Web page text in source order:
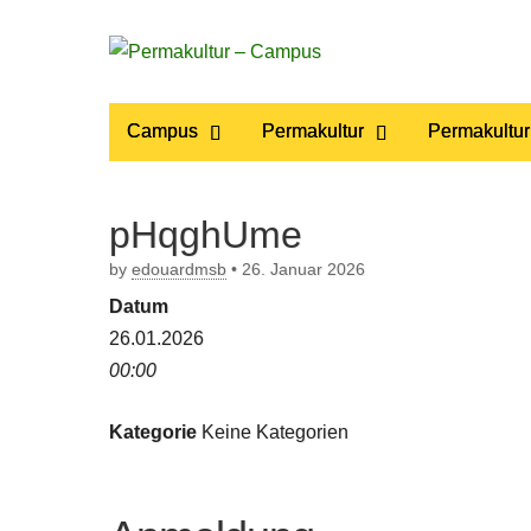
Permakultur
– Campus
Main
menu
Campus Permakultur
pHqghUme
by edouardmsb • 26. Januar 2026
Datum
26.01.2026
00:00
Kategorie Keine Kategorien